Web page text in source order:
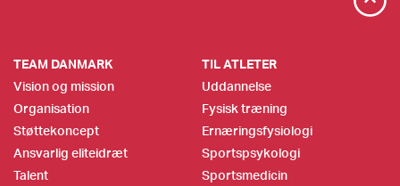
TEAM DANMARK
Vision og mission
Organisation
Støttekoncept
Ansvarlig eliteidræt
Talent
TIL ATLETER
Uddannelse
Fysisk træning
Ernæringsfysiologi
Sportspsykologi
Sportsmedicin